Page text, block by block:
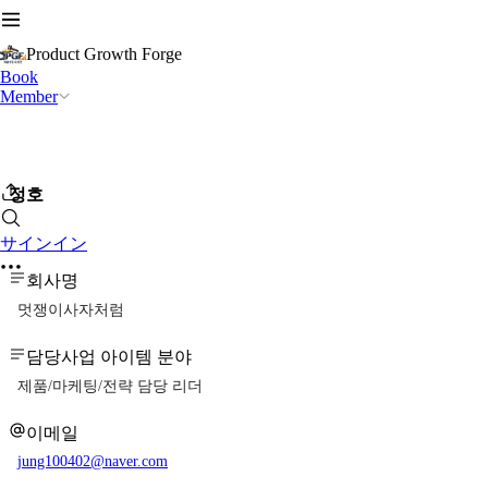
Product Growth Forge
Book
Member
サインイン
정호
회사명
멋쟁이사자처럼
담당사업 아이템 분야
제품/마케팅/전략 담당 리더
이메일
jung100402@naver.com